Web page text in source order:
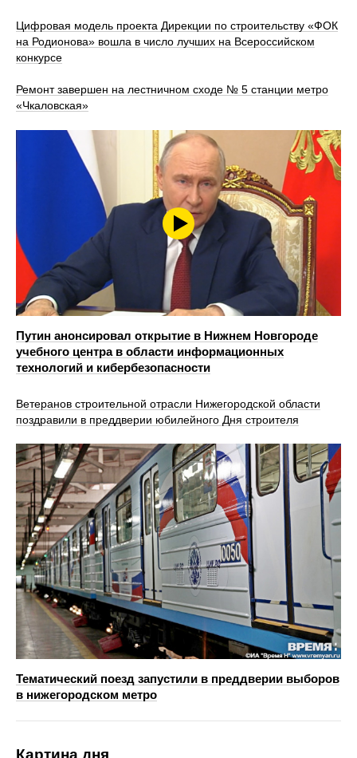
Цифровая модель проекта Дирекции по строительству «ФОК
на Родионова» вошла в число лучших на Всероссийском
конкурсе
Ремонт завершен на лестничном сходе № 5 станции метро
«Чкаловская»
Путин анонсировал открытие в Нижнем Новгороде
учебного центра в области информационных
технологий и кибербезопасности
Ветеранов строительной отрасли Нижегородской области
поздравили в преддверии юбилейного Дня строителя
Тематический поезд запустили в преддверии выборов
в нижегородском метро
Картина дня